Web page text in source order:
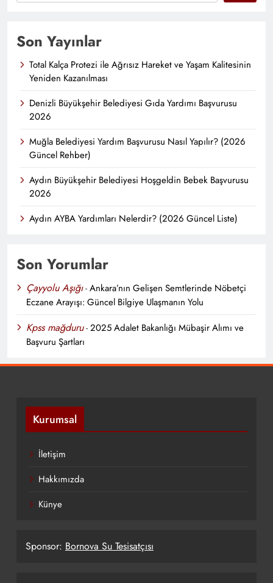
Son Yayınlar
Total Kalça Protezi ile Ağrısız Hareket ve Yaşam Kalitesinin
Yeniden Kazanılması
Denizli Büyükşehir Belediyesi Gıda Yardımı Başvurusu
2026
Muğla Belediyesi Yardım Başvurusu Nasıl Yapılır? (2026
Güncel Rehber)
Aydın Büyükşehir Belediyesi Hoşgeldin Bebek Başvurusu
2026
Aydın AYBA Yardımları Nelerdir? (2026 Güncel Liste)
Son Yorumlar
Çayyolu Aşığı-Ankara’nın Gelişen Semtlerinde Nöbetçi
Eczane Arayışı: Güncel Bilgiye Ulaşmanın Yolu
Kpss mağduru-2025 Adalet Bakanlığı Mübaşir Alımı ve
Başvuru Şartları
Kurumsal
İletişim
Hakkımızda
Künye
Sponsor: Bornova Su Tesisatçısı